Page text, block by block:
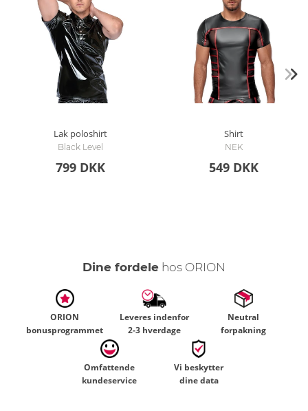
Lak poloshirt
Black Level
799 DKK
Shirt
NEK
549 DKK
Dine fordele hos ORION
ORION
bonusprogrammet
Leveres indenfor
2-3 hverdage
Neutral
forpakning
Omfattende
kundeservice
Vi beskytter
dine data